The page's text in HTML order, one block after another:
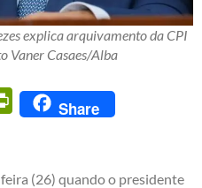
explica arquivamento da CPI
Vaner Casaes/Alba
PrintFriendly
Share
(26) quando o presidente